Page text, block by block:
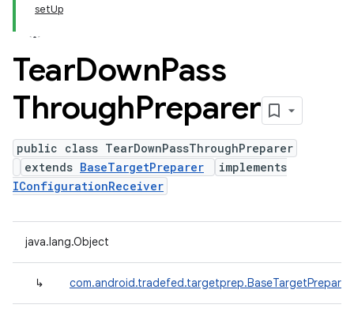
setUp
TearDownPass
ThroughPreparer
public class TearDownPassThroughPreparer
extends BaseTargetPreparer
implements
IConfigurationReceiver
java.lang.Object
↳ com.android.tradefed.targetprep.BaseTargetPreparer